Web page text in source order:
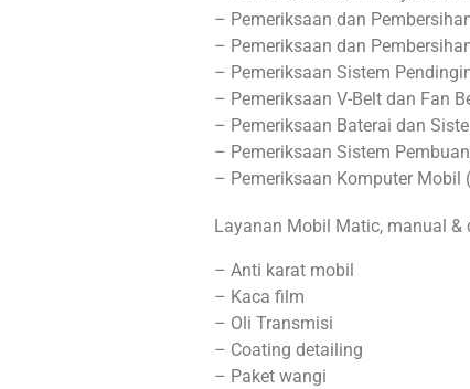
– Pemeriksaan dan
– Pemeriksaan dan
– Pemeriksaan Sistem
– Pemeriksaan V-Belt dan Fan
– Pemeriksaan Baterai dan
– Pemeriksaan Sistem
– Pemeriksaan Komputer Mobil
Layanan Mobil Matic, manual &
– Anti karat mobil
– Kaca film
– Oli Transmisi
– Coating detailing
– Paket wangi